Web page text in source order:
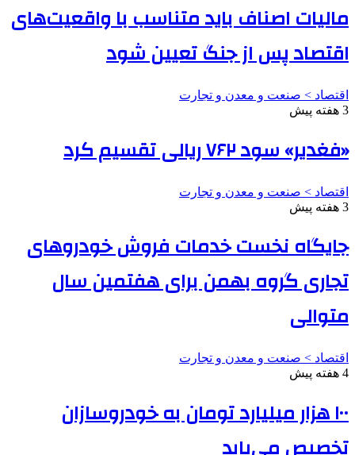
مالیات اصناف باید متناسب با واقعیت‌های
اقتصاد پس از جنگ تعیین شود
اقتصاد > صنعت و معدن و تجارت
3 هفته پیش
«فغدیر» سود ۷۶۲ ریالی تقسیم کرد
اقتصاد > صنعت و معدن و تجارت
3 هفته پیش
جایگاه نخست خدمات فروش خودروهای
تجاری گروه بهمن برای هفتمین سال
متوالی
اقتصاد > صنعت و معدن و تجارت
4 هفته پیش
۱۰۰ هزار میلیارد تومان به خودروسازان